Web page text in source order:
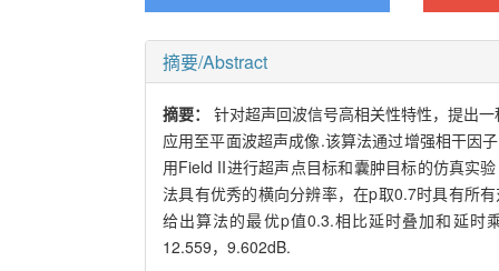
摘要/Abstract
摘要： 针对超声回波信号高相关性特性，提出
应用至平面波超声成像.该算法通过增强相干因
用Field II进行超声点目标和囊肿目标的仿真实
法具有优秀的横向分辨率，在p取0.7时具有所
给出算法的最优p值0.3.相比延时叠加和延时
12.559，9.602dB.